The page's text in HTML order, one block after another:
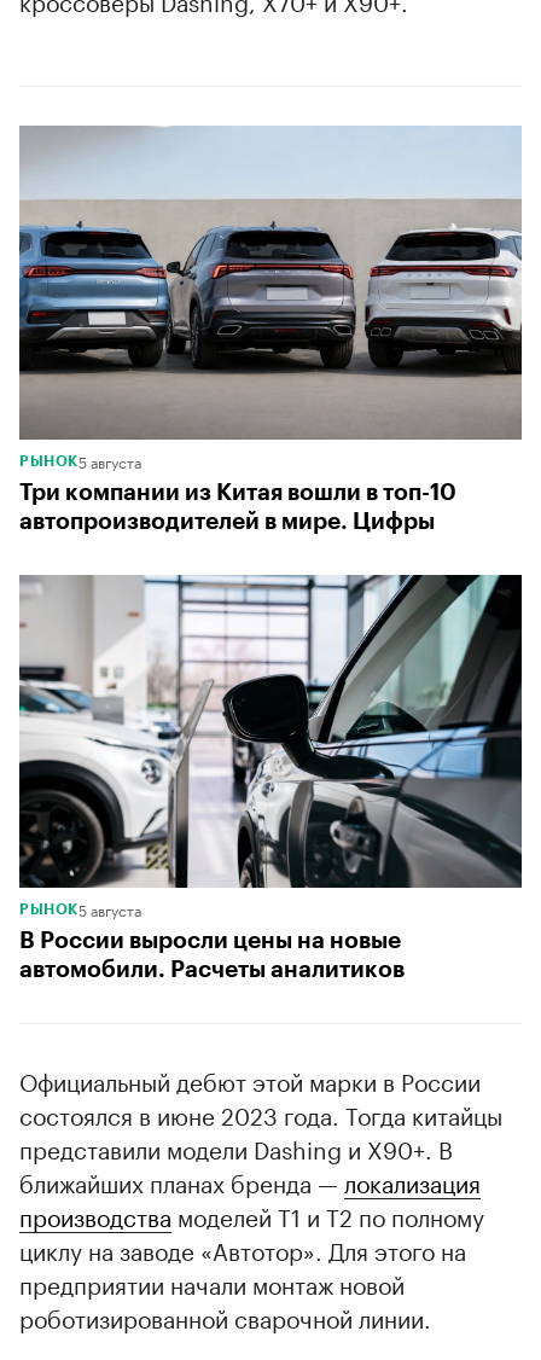
00:00 / 00:00
РЫНОК5 августа
Три компании из Китая вошли в топ-10
автопроизводителей в мире. Цифры
РЫНОК5 августа
В России выросли цены на новые
автомобили. Расчеты аналитиков
Официальный дебют этой марки в России
состоялся в июне 2023 года. Тогда китайцы
представили модели Dashing и X90+. В
ближайших планах бренда — локализация
производства моделей T1 и T2 по полному
циклу на заводе «Автотор». Для этого на
предприятии начали монтаж новой
роботизированной сварочной линии.